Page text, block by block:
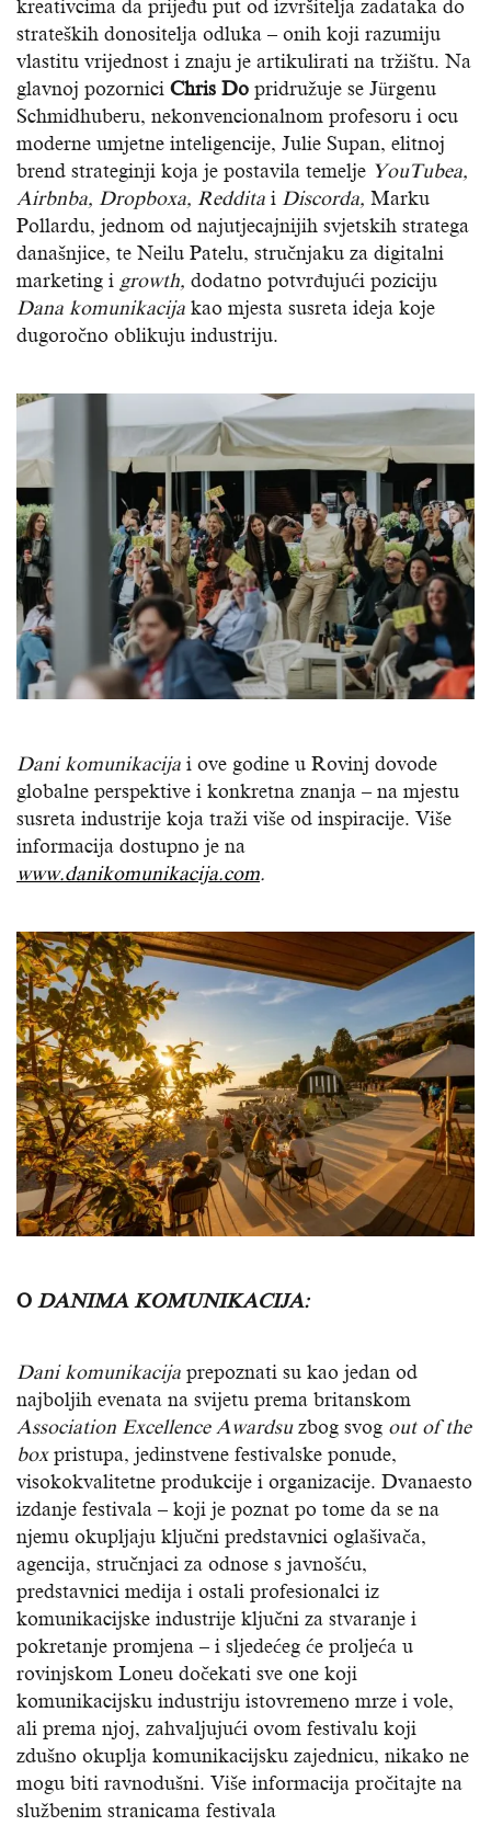
kreativcima da prijeđu put od izvršitelja zadataka do
strateških donositelja odluka – onih koji razumiju
vlastitu vrijednost i znaju je artikulirati na tržištu. Na
glavnoj pozornici Chris Do pridružuje se Jürgenu
Schmidhuberu, nekonvencionalnom profesoru i ocu
moderne umjetne inteligencije, Julie Supan, elitnoj
brend strateginji koja je postavila temelje YouTubea,
Airbnba, Dropboxa, Reddita i Discorda, Marku
Pollardu, jednom od najutjecajnijih svjetskih stratega
današnjice, te Neilu Patelu, stručnjaku za digitalni
marketing i growth, dodatno potvrđujući poziciju
Dana komunikacija kao mjesta susreta ideja koje
dugoročno oblikuju industriju.
Dani komunikacija i ove godine u Rovinj dovode
globalne perspektive i konkretna znanja – na mjestu
susreta industrije koja traži više od inspiracije. Više
informacija dostupno je na
www.danikomunikacija.com.
O DANIMA KOMUNIKACIJA:
Dani komunikacija prepoznati su kao jedan od
najboljih evenata na svijetu prema britanskom
Association Excellence Awardsuzbog svog out of the
boxpristupa, jedinstvene festivalske ponude,
visokokvalitetne produkcije i organizacije. Dvanaesto
izdanje festivala – koji je poznat po tome da se na
njemu okupljaju ključni predstavnici oglašivača,
agencija, stručnjaci za odnose s javnošću,
predstavnici medija i ostali profesionalci iz
komunikacijske industrije ključni za stvaranje i
pokretanje promjena – i sljedećeg će proljeća u
rovinjskom Loneu dočekati sve one koji
komunikacijsku industriju istovremeno mrze i vole,
ali prema njoj, zahvaljujući ovom festivalu koji
zdušno okuplja komunikacijsku zajednicu, nikako ne
mogu biti ravnodušni. Više informacija pročitajte na
službenim stranicama festivala